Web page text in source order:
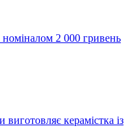
номіналом 2 000 гривень
керамістка із